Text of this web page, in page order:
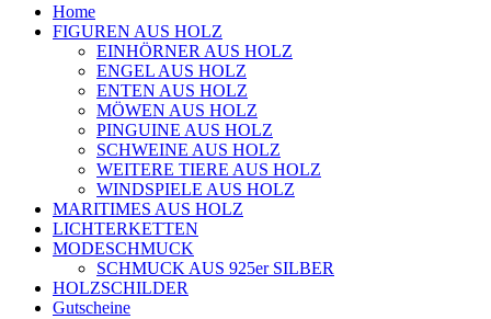
Home
FIGUREN AUS HOLZ
EINHÖRNER AUS HOLZ
ENGEL AUS HOLZ
ENTEN AUS HOLZ
MÖWEN AUS HOLZ
PINGUINE AUS HOLZ
SCHWEINE AUS HOLZ
WEITERE TIERE AUS HOLZ
WINDSPIELE AUS HOLZ
MARITIMES AUS HOLZ
LICHTERKETTEN
MODESCHMUCK
SCHMUCK AUS 925er SILBER
HOLZSCHILDER
Gutscheine